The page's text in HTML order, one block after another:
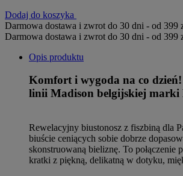
Dodaj do koszyka
Darmowa dostawa i zwrot do 30 dni - od 399
Darmowa dostawa i zwrot do 30 dni - od 399
Opis produktu
Komfort i wygoda na co dzień!
linii Madison belgijskiej marki
Rewelacyjny biustonosz z fiszbiną dla
biuście ceniących sobie dobrze
skonstruowaną bieliznę. To połączenie
kratki z piękną, delikatną w dotyku,